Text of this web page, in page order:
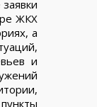
ЖКХ
а
и